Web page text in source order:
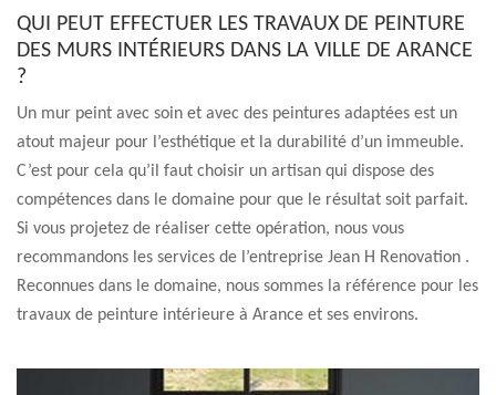
QUI PEUT EFFECTUER LES TRAVAUX DE PEINTURE
DES MURS INTÉRIEURS DANS LA VILLE DE ARANCE
?
Un mur peint avec soin et avec des peintures adaptées est un
atout majeur pour l’esthétique et la durabilité d’un immeuble.
C’est pour cela qu’il faut choisir un artisan qui dispose des
compétences dans le domaine pour que le résultat soit parfait.
Si vous projetez de réaliser cette opération, nous vous
recommandons les services de l’entreprise Jean H Renovation .
Reconnues dans le domaine, nous sommes la référence pour les
travaux de peinture intérieure à Arance et ses environs.